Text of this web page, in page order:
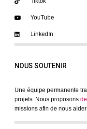
YouTube
LinkedIn
NOUS SOUTENIR
Une équipe permanente
projets. Nous proposons
missions afin de nous